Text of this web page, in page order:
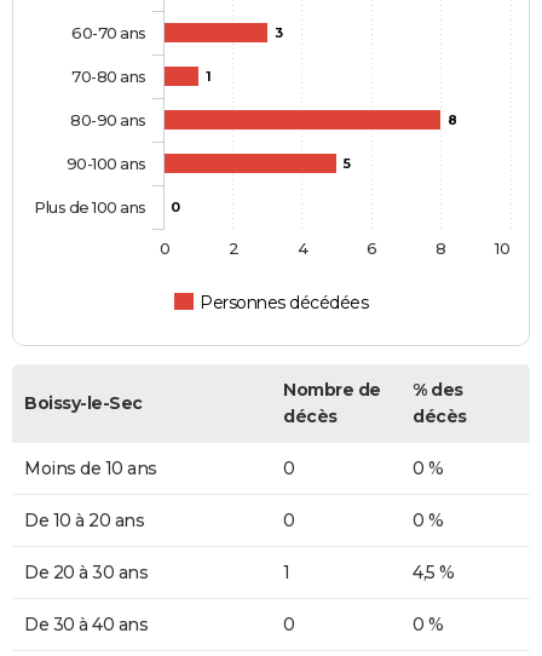
3
1
8
5
0
Personnes décédées
60-70 ans
70-80 ans
80-90 ans
90-100 ans
Plus de 100 ans
0 2 4 6 8 10
Boissy-le-Sec
Nombre de
décès
% des
décès
Moins de 10 ans 0 0 %
De 10 à 20 ans 0 0 %
De 20 à 30 ans 1 4,5 %
De 30 à 40 ans 0 0 %